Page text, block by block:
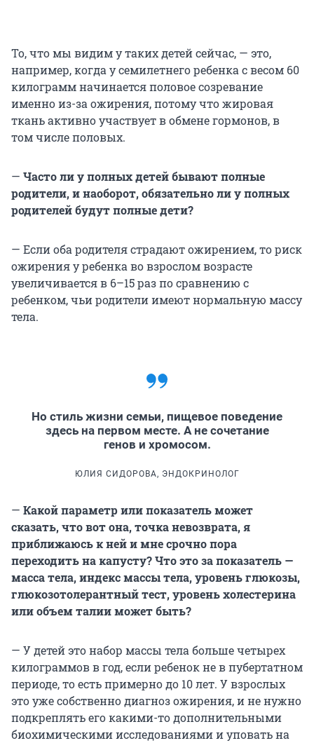
То, что мы видим у таких детей сейчас, — это,
например, когда у семилетнего ребенка с весом 60
килограмм начинается половое созревание
именно из-за ожирения, потому что жировая
ткань активно участвует в обмене гормонов, в
том числе половых.
— Часто ли у полных детей бывают полные
родители, и наоборот, обязательно ли у полных
родителей будут полные дети?
— Если оба родителя страдают ожирением, то риск
ожирения у ребенка во взрослом возрасте
увеличивается в 6–15 раз по сравнению с
ребенком, чьи родители имеют нормальную массу
тела.
Но стиль жизни семьи, пищевое поведение
здесь на первом месте. А не сочетание
генов и хромосом.
ЮЛИЯ СИДОРОВА, ЭНДОКРИНОЛОГ
— Какой параметр или показатель может
сказать, что вот она, точка невозврата, я
приближаюсь к ней и мне срочно пора
переходить на капусту? Что это за показатель —
масса тела, индекс массы тела, уровень глюкозы,
глюкозотолерантный тест, уровень холестерина
или объем талии может быть?
— У детей это набор массы тела больше четырех
килограммов в год, если ребенок не в пубертатном
периоде, то есть примерно до 10 лет. У взрослых
это уже собственно диагноз ожирения, и не нужно
подкреплять его какими-то дополнительными
биохимическими исследованиями и уповать на